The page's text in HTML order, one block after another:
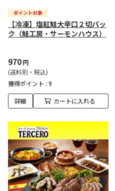
【冷凍】塩紅鮭大辛口２切パッ
ク（鮭工房・サーモンハウス）
970円
(送料別・税込)
獲得ポイント : 9
詳細 カートに入れる